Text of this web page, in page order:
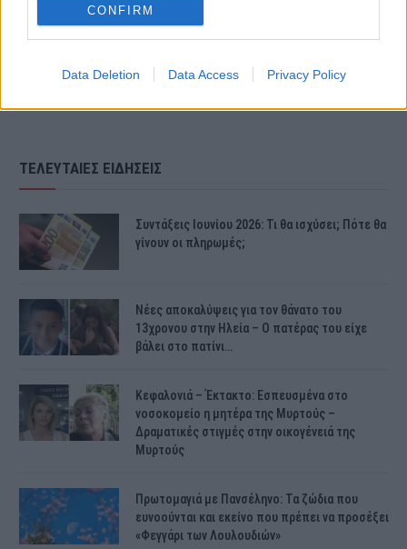
CONFIRM
Data Deletion Data Access Privacy Policy
ΤΕΛΕΥΤΑΙΕΣ ΕΙΔΗΣΕΙΣ
Συντάξεις Ιουνίου 2026: Τι θα ισχύσει; Πότε θα
γίνουν οι πληρωμές;
Νέες αποκαλύψεις για τον θάνατο του
13χρονου στην Ηλεία – Ο πατέρας του είχε
βάλει στο πατίνι…
Κεφαλονιά – Έκτακτο: Εσπευσμένα στο
νοσοκομείο η μητέρα της Μυρτούς –
Δραματικές στιγμές στην οικογένειά της
Μυρτούς
Πρωτομαγιά με Πανσέληνο: Τα ζώδια που
ευνοούνται και εκείνο που πρέπει να προσέξει
«Φεγγάρι των Λουλουδιών»